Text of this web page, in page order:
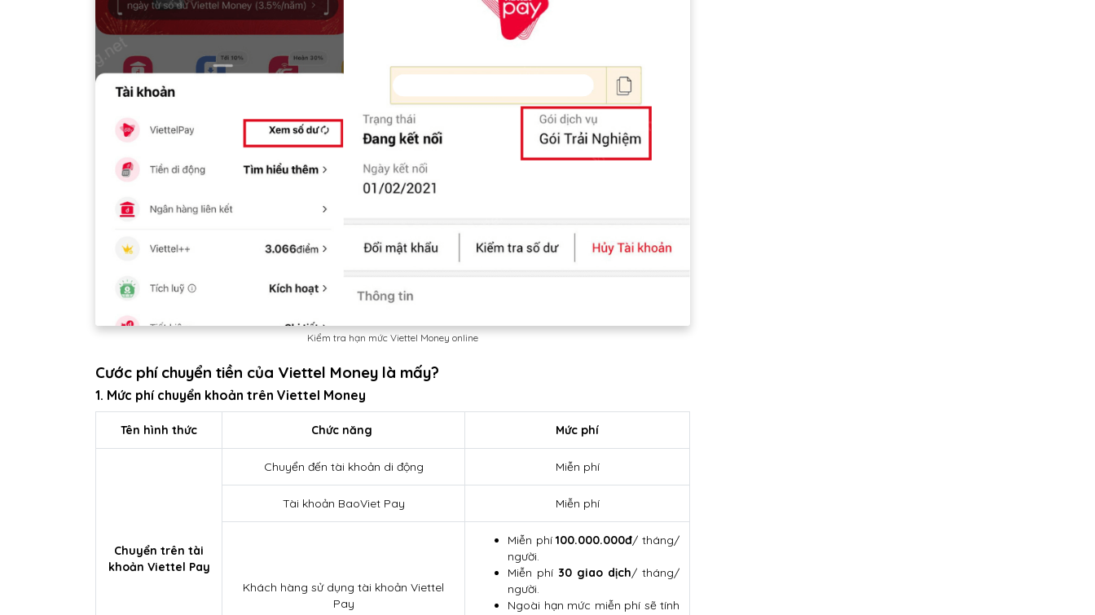
Kiểm tra hạn mức Viettel Money online
Cước phí chuyển tiền của Viettel Money là mấy?
1. Mức phí chuyển khoản trên Viettel Money
Tên hình thức Chức năng Mức phí
Chuyển trên tài
khoản Viettel Pay
Chuyển đến tài khoản di động Miễn phí
Tài khoản BaoViet Pay Miễn phí
Khách hàng sử dụng tài khoản Viettel
Pay
Miễn phí100.000.000đ/ tháng/
người.
Miễn phí 30 giao dịch/ tháng/
người.
Ngoài hạn mức miễn phí sẽ tính